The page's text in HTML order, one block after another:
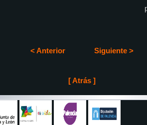
< Anterior Siguiente >
[ Atrás ]